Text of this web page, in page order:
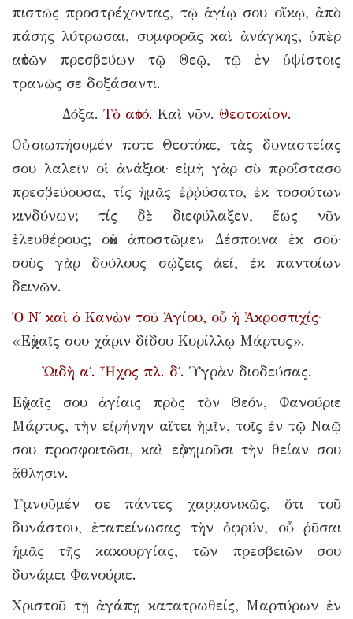
πιστῶς προστρέχοντας, τῷ ἁγίῳ σου οἴκῳ, ἀπὸ
πάσης λύτρωσαι, συμφορᾶς καὶ ἀνάγκης, ὑπὲρ
αὐτῶν πρεσβεύων τῷ Θεῷ, τῷ ἐν ὑψίστοις
τρανῶς σε δοξάσαντι.
Δόξα. Τὸ αὐτό. Καὶ νῦν. Θεοτοκίον.
Οὐ σιωπήσομέν ποτε Θεοτόκε, τὰς δυναστείας
σου λαλεῖν οἱ ἀνάξιοι· εἰμὴ γὰρ σὺ προΐστασο
πρεσβεύουσα, τίς ἡμᾶς ἐῤῥύσατο, ἐκ τοσούτων
κινδύνων; τίς δὲ διεφύλαξεν, ἕως νῦν
ἐλευθέρους; οὐκ ἀποστῶμεν Δέσποινα ἐκ σοῦ·
σοὺς γὰρ δούλους σῴζεις ἀεί, ἐκ παντοίων
δεινῶν.
Ὁ Ν΄ καὶ ὁ Κανὼν τοῦ Ἁγίου, οὗ ἡ Ἀκροστιχίς·
«Εὐχαῖς σου χάριν δίδου Κυρίλλῳ Μάρτυς».
Ὠιδὴ α΄. Ἦχος πλ. δ΄. Ὑγρὰν διοδεύσας.
Εὐχαῖς σου ἁγίαις πρὸς τὸν Θεόν, Φανούριε
Μάρτυς, τὴν εἰρήνην αἴτει ἡμῖν, τοῖς ἐν τῷ Ναῷ
σου προσφοιτῶσι, καὶ εὐφημοῦσι τὴν θείαν σου
ἄθλησιν.
Υ῾μνοῦμέν σε πάντες χαρμονικῶς, ὅτι τοῦ
δυνάστου, ἐταπείνωσας τὴν ὀφρύν, οὗ ῥῦσαι
ἡμᾶς τῆς κακουργίας, τῶν πρεσβειῶν σου
δυνάμει Φανούριε.
Χριστοῦ τῇ ἀγάπῃ κατατρωθείς, Μαρτύρων ἐν